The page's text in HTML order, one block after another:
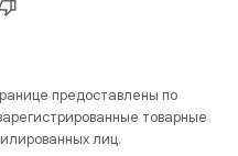
предоставлены по
товарные
лиц.